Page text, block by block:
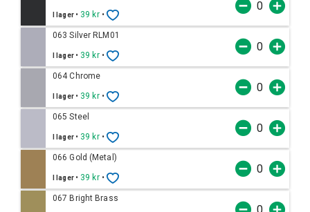
I lager • 39 kr •
063 Silver RLM01
I lager • 39 kr •
064 Chrome
I lager • 39 kr •
065 Steel
I lager • 39 kr •
066 Gold (Metal)
I lager • 39 kr •
067 Bright Brass